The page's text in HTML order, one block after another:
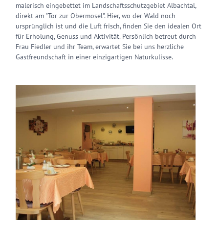
malerisch eingebettet im Landschaftsschutzgebiet Albachtal,
direkt am "Tor zur Obermosel". Hier, wo der Wald noch
ursprünglich ist und die Luft frisch, finden Sie den idealen Ort
für Erholung, Genuss und Aktivität. Persönlich betreut durch
Frau Fiedler und ihr Team, erwartet Sie bei uns herzliche
Gastfreundschaft in einer einzigartigen Naturkulisse.